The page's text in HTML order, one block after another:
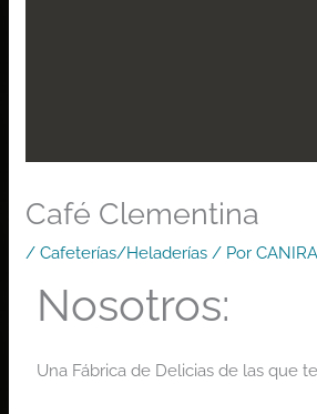
Café Clementina
/Cafeterías/Heladerías / Por
Nosotros:
Una Fábrica de Delicias de las que